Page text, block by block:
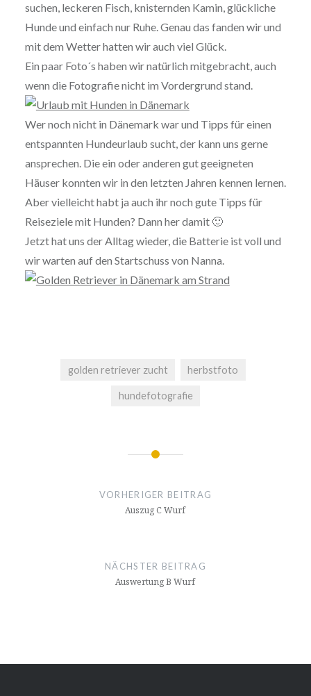
suchen, leckeren Fisch, knisternden Kamin, glückliche
Hunde und einfach nur Ruhe. Genau das fanden wir und
mit dem Wetter hatten wir auch viel Glück.
Ein paar Foto´s haben wir natürlich mitgebracht, auch
wenn die Fotografie nicht im Vordergrund stand.
Wer noch nicht in Dänemark war und Tipps für einen
entspannten Hundeurlaub sucht, der kann uns gerne
ansprechen. Die ein oder anderen gut geeigneten
Häuser konnten wir in den letzten Jahren kennen lernen.
Aber vielleicht habt ja auch ihr noch gute Tipps für
Reiseziele mit Hunden? Dann her damit 🙂
Jetzt hat uns der Alltag wieder, die Batterie ist voll und
wir warten auf den Startschuss von Nanna.
golden retriever zucht herbstfoto
hundefotografie
NavigationVORHERIGER BEITRAG
Auszug C Wurf
NÄCHSTER BEITRAG
Auswertung B Wurf